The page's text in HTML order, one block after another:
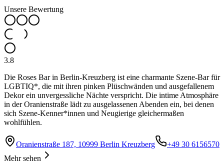
Unsere Bewertung
3.8
Die Roses Bar in Berlin-Kreuzberg ist eine charmante Szene-Bar für
LGBTIQ*, die mit ihren pinken Plüschwänden und ausgefallenem
Dekor ein unvergessliche Nächte verspricht. Die intime Atmosphäre
in der Oranienstraße lädt zu ausgelassenen Abenden ein, bei denen
sich Szene-Kenner*innen und Neugierige gleichermaßen
wohlfühlen.
Oranienstraße 187, 10999 Berlin Kreuzberg
+49 30 6156570
Mehr sehen